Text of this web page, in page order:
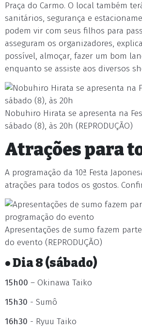
Praça do Carmo. O local também
sanitários, segurança e
podem vir com seus filhos para
asseguram os organizadores,
possível, almoçar, fazer um bom
enquanto se assiste aos diversos
Nobuhiro Hirata se apresenta na
sábado (8), às 20h (REPRODUÇÃO)
Atrações para
A programação da 10ª Festa
atrações para todos os gostos.
Apresentações de sumo fazem
do evento (REPRODUÇÃO)
• Dia 8 (sábado)
15h00 – Okinawa Taiko
15h30 - Sumô
16h30 - Ryuu Taiko